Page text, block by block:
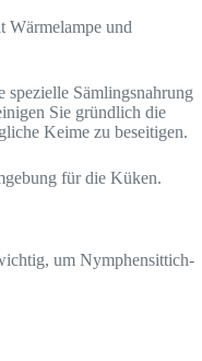
Wärmelampe und
spezielle Sämlingsnahrung
Sie gründlich die
Keime zu beseitigen.
für die Küken.
um Nymphensittich-